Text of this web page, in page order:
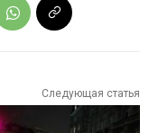
Следующая статья